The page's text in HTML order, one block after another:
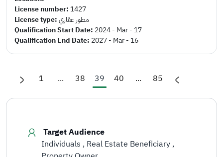
License number: 1427
License type:مطور عقاري
Qualification Start Date: 2024 - Mar - 17
Qualification End Date: 2027 - Mar - 16
1 ... 38 39 40 ... 85
Target Audience
Individuals Real Estate Beneficiary